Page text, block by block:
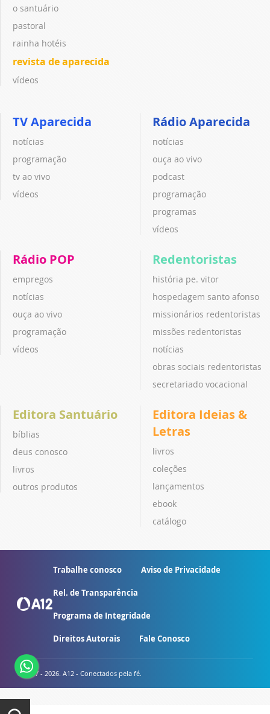
o santuário
pastoral
rainha hotéis
revista de aparecida
vídeos
TV Aparecida
notícias
programação
tv ao vivo
vídeos
Rádio Aparecida
notícias
ouça ao vivo
podcast
programação
programas
vídeos
Rádio POP
empregos
notícias
ouça ao vivo
programação
vídeos
Redentoristas
história pe. vitor
hospedagem santo afonso
missionários redentoristas
missões redentoristas
notícias
obras sociais redentoristas
secretariado vocacional
Editora Santuário
bíblias
deus conosco
livros
outros produtos
Editora Ideias &
Letras
livros
coleções
lançamentos
ebook
catálogo
Trabalhe conosco Aviso de Privacidade
Rel. de Transparência
Programa de Integridade
Direitos Autorais Fale Conosco
© 2007 - 2026. A12 - Conectados pela fé.